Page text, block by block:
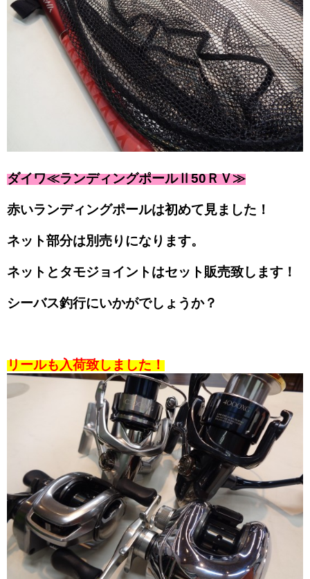
ダイワ≪ランディングポールⅡ50ＲＶ≫
赤いランディングポールは初めて見ました！
ネット部分は別売りになります。
ネットとタモジョイントはセット販売致します！
シーバス釣行にいかがでしょうか？
リールも入荷致しました！